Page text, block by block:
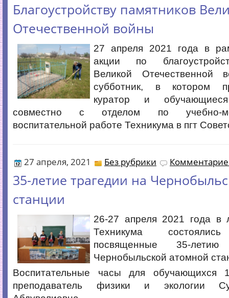
Благоустройству памятников
Отечественной войны
27 апреля 2021 года в
акции по
Великой Отечественной
субботник, в котором
куратор и
совместно с отделом по учебно-
воспитательной работе Техникума в пгт
27 апреля, 2021 Без рубрики
35-летие трагедии на
станции
26-27 апреля 2021 года в
Техникума
посвященные 35-
Чернобыльской атомной
Воспитательные часы для обучающихся
преподаватель физики и экологии